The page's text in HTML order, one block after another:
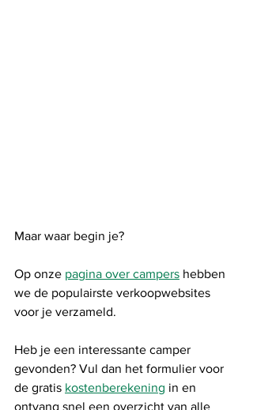
Maar waar begin je?
Op onze pagina over campers hebben
we de populairste verkoopwebsites
voor je verzameld.
Heb je een interessante camper
gevonden? Vul dan het formulier voor
de gratis kostenberekening in en
ontvang snel een overzicht van alle